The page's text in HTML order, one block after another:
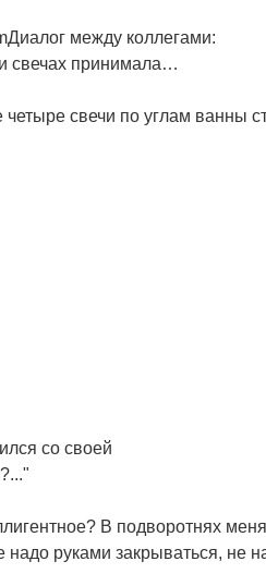
Диалог между коллегами:
свечах принимала…
свечи по углам ванны
со своей
В подворотнях
руками закрываться, не